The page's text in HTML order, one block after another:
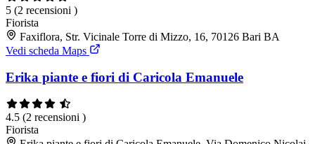
5 (2 recensioni )
Fiorista
Faxiflora, Str. Vicinale Torre di Mizzo, 16, 70126 Bari BA
Vedi scheda Maps
Erika piante e fiori di Caricola Emanuele
4.5 (2 recensioni )
Fiorista